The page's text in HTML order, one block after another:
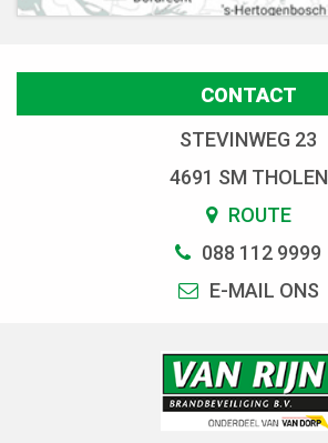
CONTACT
STEVINWEG 23
4691 SM THOLEN
ROUTE
088 112 9999
E-MAIL ONS